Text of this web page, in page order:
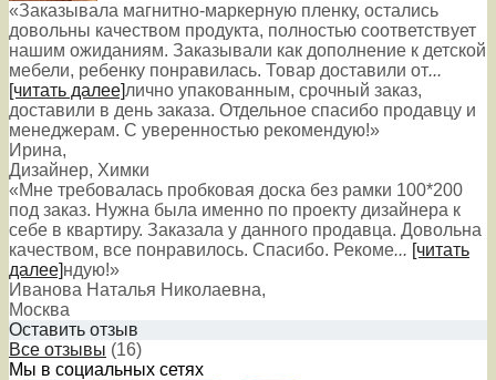
«Заказывала магнитно-маркерную пленку, остались
довольны качеством продукта, полностью соответствует
нашим ожиданиям. Заказывали как дополнение к детской
мебели, ребенку понравилась. Товар доставили от...
[читать далее]лично упакованным, срочный заказ,
доставили в день заказа. Отдельное спасибо продавцу и
менеджерам. С уверенностью рекомендую!»
Ирина,
Дизайнер, Химки
«Мне требовалась пробковая доска без рамки 100*200
под заказ. Нужна была именно по проекту дизайнера к
себе в квартиру. Заказала у данного продавца. Довольна
качеством, все понравилось. Спасибо. Рекоме... [читать
далее]ндую!»
Иванова Наталья Николаевна,
Москва
Оставить отзыв
Все отзывы (16)
Мы в социальных сетях